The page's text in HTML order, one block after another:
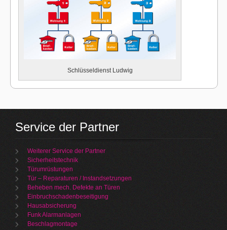
Schlüsseldienst Ludwig
Service der Partner
Weiterer Service der Partner
Sicherheitstechnik
Türumrüstungen
Tür – Reparaturen / Instandsetzungen
Beheben mech. Defekte an Türen
Einbruchschadenbeseitigung
Hausabsicherung
Funk Alarmanlagen
Beschlagmontage